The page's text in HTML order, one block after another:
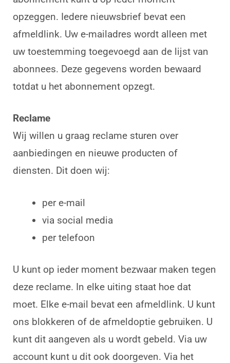
opzeggen. Iedere nieuwsbrief bevat een
afmeldlink. Uw e-mailadres wordt alleen met
uw toestemming toegevoegd aan de lijst van
abonnees. Deze gegevens worden bewaard
totdat u het abonnement opzegt.
Reclame
Wij willen u graag reclame sturen over
aanbiedingen en nieuwe producten of
diensten. Dit doen wij:
per e-mail
via social media
per telefoon
U kunt op ieder moment bezwaar maken tegen
deze reclame. In elke uiting staat hoe dat
moet. Elke e-mail bevat een afmeldlink. U kunt
ons blokkeren of de afmeldoptie gebruiken. U
kunt dit aangeven als u wordt gebeld. Via uw
account kunt u dit ook doorgeven. Via het